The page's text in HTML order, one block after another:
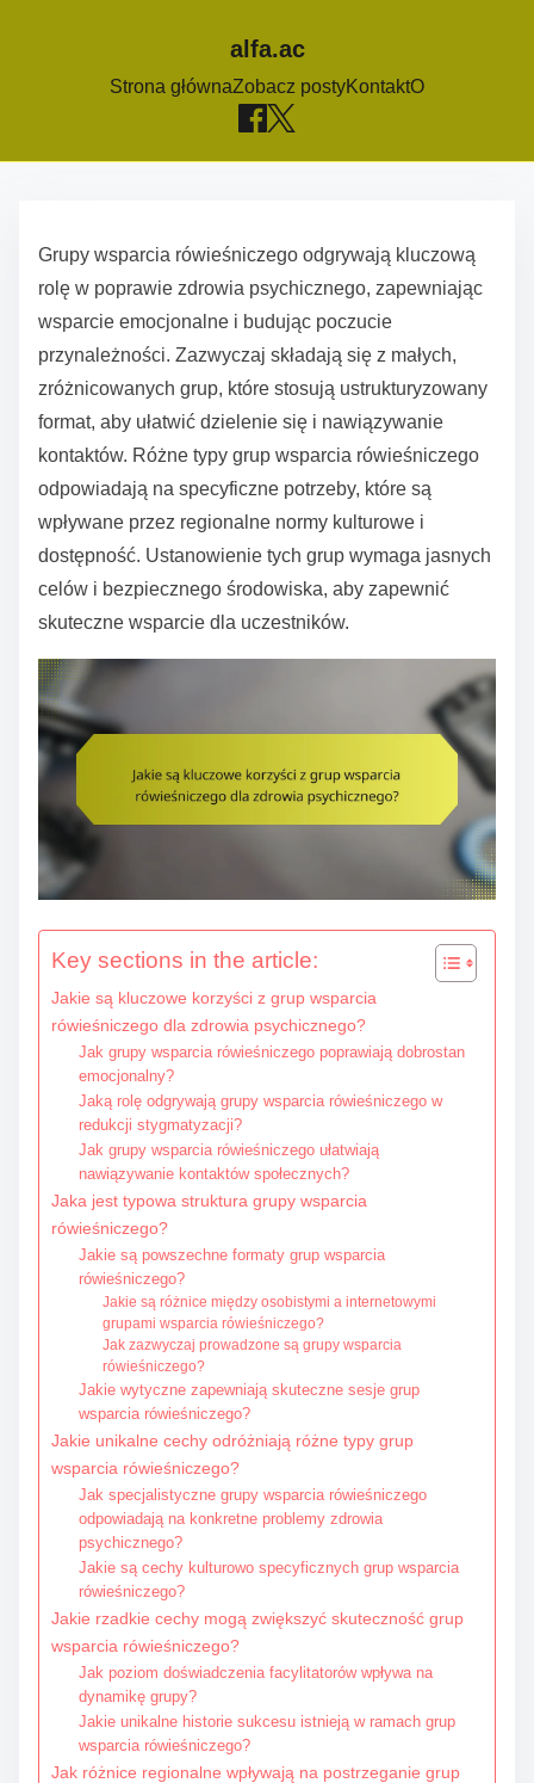
alfa.ac
Strona głównaZobacz postyKontaktO
Grupy wsparcia rówieśniczego odgrywają kluczową
rolę w poprawie zdrowia psychicznego, zapewniając
wsparcie emocjonalne i budując poczucie
przynależności. Zazwyczaj składają się z małych,
zróżnicowanych grup, które stosują ustrukturyzowany
format, aby ułatwić dzielenie się i nawiązywanie
kontaktów. Różne typy grup wsparcia rówieśniczego
odpowiadają na specyficzne potrzeby, które są
wpływane przez regionalne normy kulturowe i
dostępność. Ustanowienie tych grup wymaga jasnych
celów i bezpiecznego środowiska, aby zapewnić
skuteczne wsparcie dla uczestników.
Key sections in the article:
Jakie są kluczowe korzyści z grup wsparcia
rówieśniczego dla zdrowia psychicznego?
Jak grupy wsparcia rówieśniczego poprawiają dobrostan
emocjonalny?
Jaką rolę odgrywają grupy wsparcia rówieśniczego w
redukcji stygmatyzacji?
Jak grupy wsparcia rówieśniczego ułatwiają
nawiązywanie kontaktów społecznych?
Jaka jest typowa struktura grupy wsparcia
rówieśniczego?
Jakie są powszechne formaty grup wsparcia
rówieśniczego?
Jakie są różnice między osobistymi a internetowymi
grupami wsparcia rówieśniczego?
Jak zazwyczaj prowadzone są grupy wsparcia
rówieśniczego?
Jakie wytyczne zapewniają skuteczne sesje grup
wsparcia rówieśniczego?
Jakie unikalne cechy odróżniają różne typy grup
wsparcia rówieśniczego?
Jak specjalistyczne grupy wsparcia rówieśniczego
odpowiadają na konkretne problemy zdrowia
psychicznego?
Jakie są cechy kulturowo specyficznych grup wsparcia
rówieśniczego?
Jakie rzadkie cechy mogą zwiększyć skuteczność grup
wsparcia rówieśniczego?
Jak poziom doświadczenia facylitatorów wpływa na
dynamikę grupy?
Jakie unikalne historie sukcesu istnieją w ramach grup
wsparcia rówieśniczego?
Jak różnice regionalne wpływają na postrzeganie grup